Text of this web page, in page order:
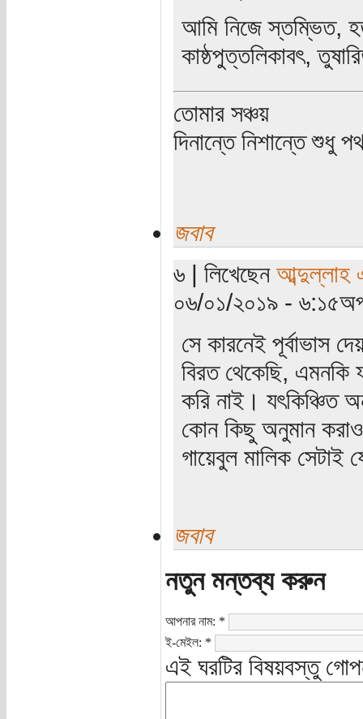
আমি নিজে স্তম্ভিত,
কাষ্ঠপুত্তলিকাবৎ,
তোমার সঞ্চয়
দিনান্তে নিশান্তে শুধু
জবাব
৬ | লিখেছেন আব্দুল্লাহ
০৬/০১/২০১৯ -
সে কারনেই পূর্বাভাস
বিরত থেকেছি, এমনকি
করি নাই। যৎকিঞ্চিত
কোন কিছু অনুমান
গায়েবুল মালিক সেটাই
জবাব
নতুন মন্তব্য করুন
আপনার নাম: *
ই-মেইল: *
এই ঘরটির বিষয়বস্তু